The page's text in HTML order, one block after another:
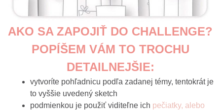
AKO SA ZAPOJIŤ DO CHALLENGE?
POPÍŠEM VÁM TO TROCHU
DETAILNEJŠIE:
vytvoríte pohľadnicu podľa zadanej témy, tentokrát je
to vyššie uvedený sketch
podmienkou je použiť viditeľne ich pečiatky, alebo